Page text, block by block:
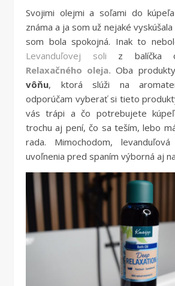
Svojimi olejmi a soľami do
známa a ja som už nejaké
som bola spokojná. Inak to
Levanduľovej soli z balíčka
Relaxačného oleja. Oba produkty
vôňu, ktorá slúži na
odporúčam vyberať si tieto
vás trápi a čo potrebujete
trochu aj pení, čo sa teším, lebo
rada. Mimochodom,
uvoľnenia pred spaním výborná aj